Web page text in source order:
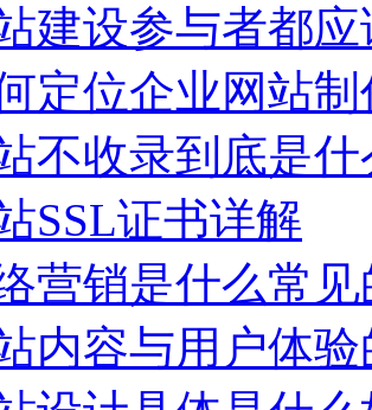
建设参与者都
定位企业网站
不收录到底是
SSL证书详解
营销是什么常
内容与用户体